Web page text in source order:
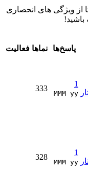
از ویژگی های انحصاری
باشید!
پاسخ‌ها نماها فعالیت
1
MMM yy
333
1
MMM yy
328